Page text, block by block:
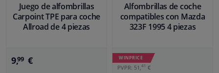
Sensores y Aparatos Electrónicos
Juego de alfombrillas
Carpoint TPE para coche
Allroad de 4 piezas
9,99 €
Alfombrillas de coche
compatibles con Mazda
323F 1995 4 piezas
WINPRICE
PVPR: 51, 41 €